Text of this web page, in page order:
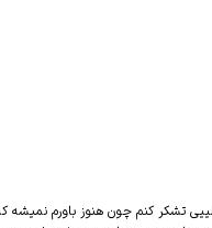
کنم چون هنوز باورم نمیشه که